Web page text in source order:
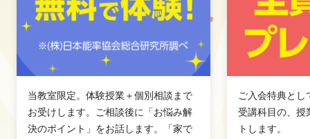
当教室限定。体験授業＋個別相談まで
お受けします。ご相談後に「お悩み解
決のポイント」をお話します。「家で
ご入会特典とし
受講科目の、授
トします。